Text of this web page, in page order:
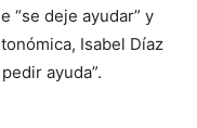
“se deje ayudar” y
Isabel Díaz
ayuda”.